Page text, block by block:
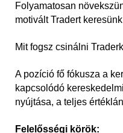
Folyamatosan
motivált Tradert
Mit fogsz csinálni
A pozíció fő fókusza a
kapcsolódó
nyújtása, a teljes
Felelősségi körök: